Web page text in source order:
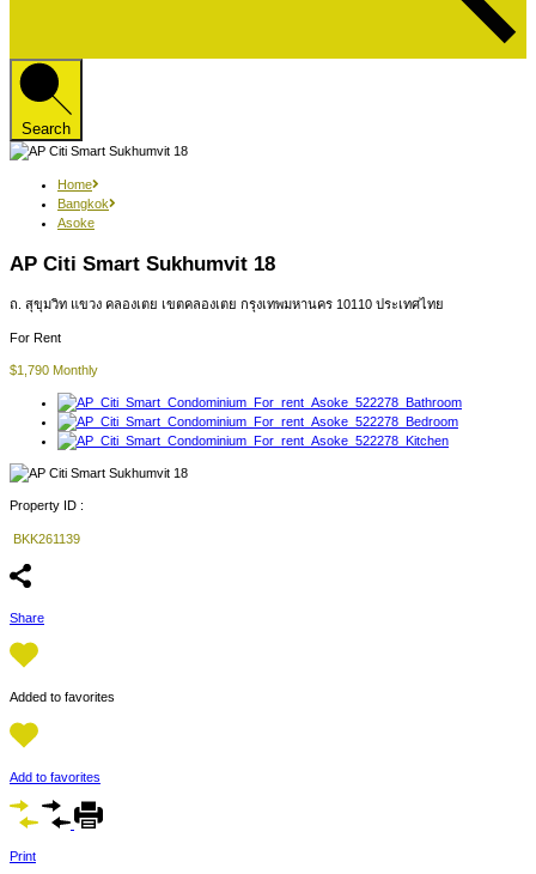
Search
Home
Bangkok
Asoke
AP Citi Smart Sukhumvit 18
ถ. สุขุมวิท แขวง คลองเตย เขตคลองเตย กรุงเทพมหานคร 10110 ประเทศไทย
For Rent
$1,790 Monthly
Property ID :
BKK261139
Share
Added to favorites
Add to favorites
Print